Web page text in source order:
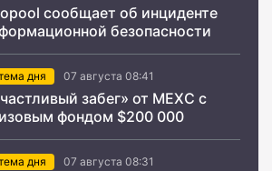
сообщает об инциденте
безопасности
дня 07 августа 08:41
забег» от MEXC с
фондом $200 000
дня 07 августа 08:31